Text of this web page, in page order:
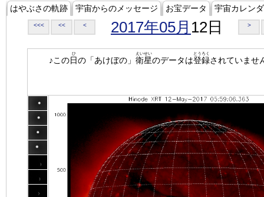
はやぶさの軌跡 宇宙からのメッセージ お宝データ 宇宙カレン
<<< << < 2017年05月 12日 >
♪この日
ひ
の「あけぼの」 衛星
えいせい
のデータは登録
とうろく
されていませ